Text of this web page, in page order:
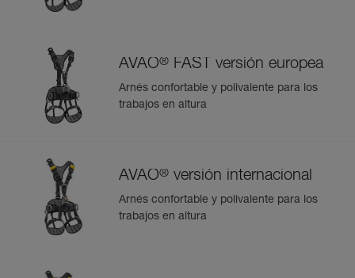
AVAO® FAST versión europea
Arnés confortable y polivalente para los
trabajos en altura
AVAO® versión internacional
Arnés confortable y polivalente para los
trabajos en altura